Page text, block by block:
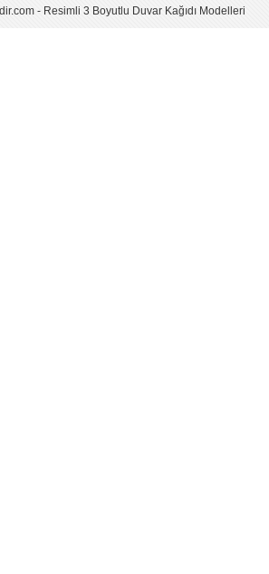
- Resimli 3 Boyutlu Duvar Kağıdı Modelleri